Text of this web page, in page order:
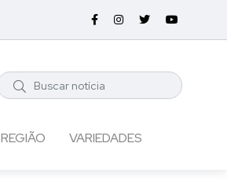
REGIÃO VARIEDADES